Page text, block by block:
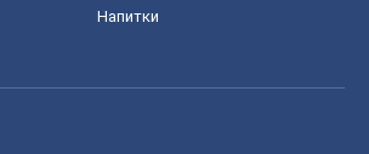
Напитки